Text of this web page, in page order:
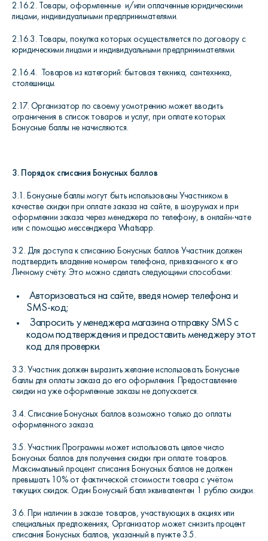
2.16.2. Товары, оформленные и/или оплаченные юридическими
лицами, индивидуальными предпринимателями.
2.16.3. Товары, покупка которых осуществляется по договору с
юридическими лицами и индивидуальными предпринимателями.
2.16.4. Товаров из категорий: бытовая техника, сантехника,
столешницы.
2.17. Организатор по своему усмотрению может вводить
ограничения в список товаров и услуг, при оплате которых
Бонусные баллы не начисляются.
3. Порядок списания Бонусных баллов
3.1. Бонусные баллы могут быть использованы Участником в
качестве скидки при оплате заказа на сайте, в шоурумах и при
оформлении заказа через менеджера по телефону, в онлайн-чате
или с помощью мессенджера Whatsapp.
3.2. Для доступа к списанию Бонусных баллов Участник должен
подтвердить владение номером телефона, привязанного к его
Личному счёту. Это можно сделать следующими способами:
Авторизоваться на сайте, введя номер телефона и
SMS-код;
Запросить у менеджера магазина отправку SMS с
кодом подтверждения и предоставить менеджеру этот
код для проверки.
3.3. Участник должен выразить желание использовать Бонусные
баллы для оплаты заказа до его оформления. Предоставление
скидки на уже оформленные заказы не допускается.
3.4. Списание Бонусных баллов возможно только до оплаты
оформленного заказа.
3.5. Участник Программы может использовать целое число
Бонусных баллов для получения скидки при оплате товаров.
Максимальный процент списания Бонусных баллов не должен
превышать 10% от фактической стоимости товара с учётом
текущих скидок. Один Бонусный балл эквивалентен 1 рублю скидки.
3.6. При наличии в заказе товаров, участвующих в акциях или
специальных предложениях, Организатор может снизить процент
списания Бонусных баллов, указанный в пункте 3.5.